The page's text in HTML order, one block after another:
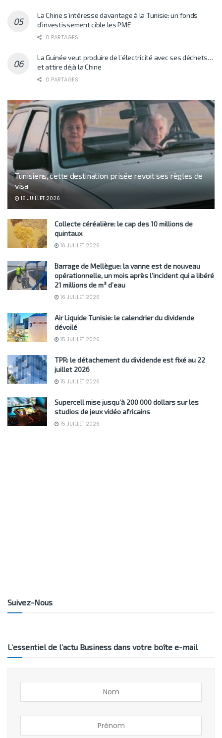
La Chine s’intéresse davantage à la Tunisie: un fonds
d’investissement cible les PME
0 PARTAGES
La Guinée veut produire de l’électricité avec ses déchets…
et attire déjà la Chine
0 PARTAGES
Tunisiens, cette destination prisée revoit ses règles de
visa
16 JUILLET 2026
Collecte céréalière: le cap des 10 millions de
quintaux
16 JUILLET 2026
Barrage de Mellègue: la vanne est de nouveau
opérationnelle, un mois après l’incident qui a libéré
21 millions de m³ d’eau
16 JUILLET 2026
Air Liquide Tunisie: le calendrier du dividende
dévoilé
15 JUILLET 2026
TPR: le détachement du dividende est fixé au 22
juillet 2026
15 JUILLET 2026
Supercell mise jusqu’à 200 000 dollars sur les
studios de jeux vidéo africains
15 JUILLET 2026
Suivez-Nous
L’essentiel de l’actu Business dans votre boîte e-mail